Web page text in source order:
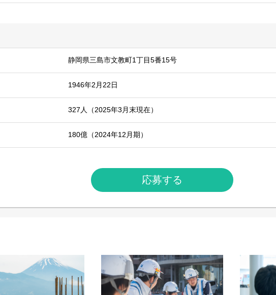
静岡県三島市文教町1丁目5番15号
1946年2月22日
327人（2025年3月末現在）
180億（2024年12月期）
応募する